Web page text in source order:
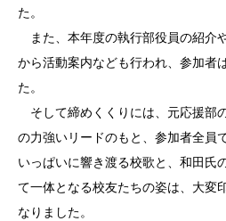
た。
また、本年度の執行部役員の紹介
から活動案内なども行われ、参加者
た。
そして締めくくりには、元応援部
の力強いリードのもと、参加者全員
いっぱいに響き渡る校歌と、和田氏
て一体となる校友たちの姿は、大変
なりました。